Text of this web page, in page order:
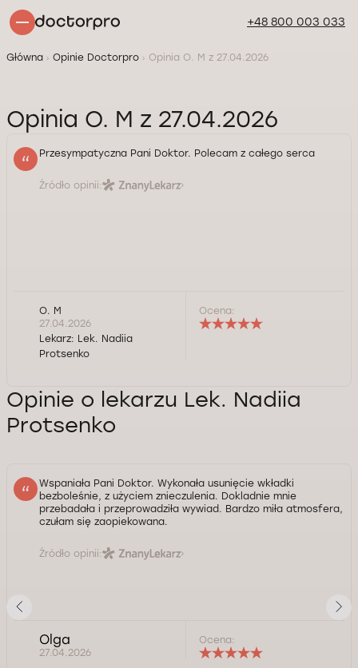
+48 800 003 033
Główna Opinie Doctorpro Opinia O. M z 27.04.2026
Opinia O. M z 27.04.2026
Przesympatyczna Pani Doktor. Polecam z całego serca
Źródło opinii:
O. M
27.04.2026
Lekarz: Lek. Nadiia
Protsenko
Ocena:
Opinie o lekarzu Lek. Nadiia
Protsenko
Wspaniała Pani Doktor. Wykonała usunięcie wkładki
bezboleśnie, z użyciem znieczulenia. Dokladnie mnie
przebadała i przeprowadziła wywiad. Bardzo miła atmosfera,
czułam się zaopiekowana.
Źródło opinii:
Olga
27.04.2026
Ocena: